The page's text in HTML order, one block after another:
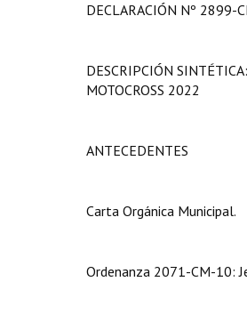
DECLARACIÓN Nº 2899-
DESCRIPCIÓN
MOTOCROSS 2022
ANTECEDENTES
Carta Orgánica Municipal.
Ordenanza 2071-CM-10: